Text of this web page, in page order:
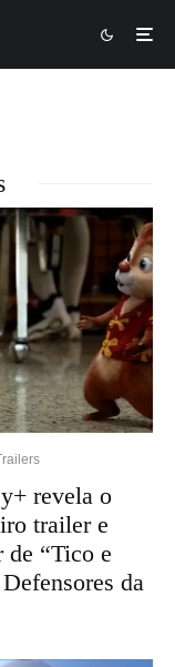
revela o
trailer e
de “Tico e
da